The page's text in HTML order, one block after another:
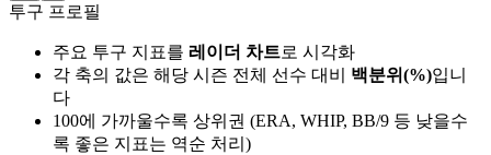
투구 프로필
주요 투구 지표를 레이더 차트로 시각화
각 축의 값은 해당 시즌 전체 선수 대비 백분위(%)입니
다
100에 가까울수록 상위권 (ERA, WHIP, BB/9 등 낮을수
록 좋은 지표는 역순 처리)